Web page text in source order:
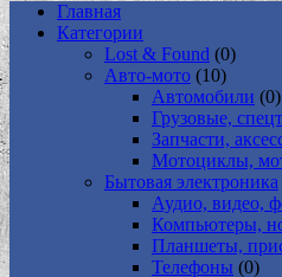
Главная
Категории
Lost & Found (0)
Авто-мото (10)
Автомобили (0)
Грузовые,
Запчасти,
Мотоциклы,
Бытовая электроника
Аудио, видео,
Компьютеры,
Планшеты,
Телефоны (0)